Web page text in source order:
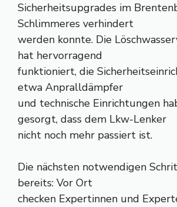
Sicherheitsupgrades im
Schlimmeres verhindert
werden konnte. Die
hat hervorragend
funktioniert, die
etwa Anpralldämpfer
und technische Einrichtungen
gesorgt, dass dem Lkw-Lenker
nicht noch mehr passiert ist.
Die nächsten notwendigen
bereits: Vor Ort
checken Expertinnen und